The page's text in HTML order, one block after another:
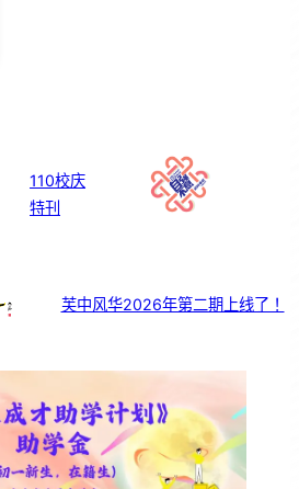
110校庆
特刊
芙中风华2026年第二期上线了！